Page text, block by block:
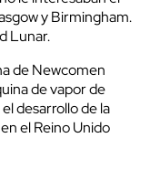
y Birmingham.
Lunar.
de Newcomen
de vapor de
desarrollo de la
el Reino Unido